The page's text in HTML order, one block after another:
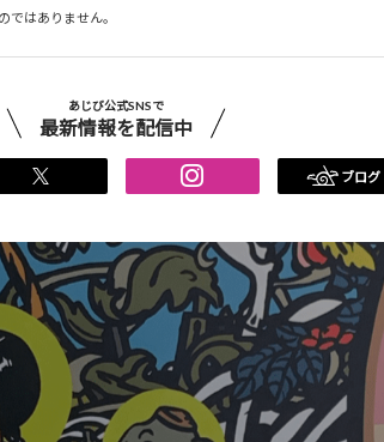
ではありません。
あじび公式SNSで
最新情報を配信中
ブログ